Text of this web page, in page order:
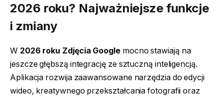
2026 roku? Najważniejsze funkcje
i zmiany
W 2026 roku Zdjęcia Googlemocno stawiają na
jeszcze głębszą integrację ze sztuczną inteligencją.
Aplikacja rozwija zaawansowane narzędzia do edycji
wideo, kreatywnego przekształcania fotografii oraz